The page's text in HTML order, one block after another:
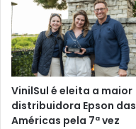
VinilSul é eleita a maior
distribuidora Epson das
Américas pela 7ª vez